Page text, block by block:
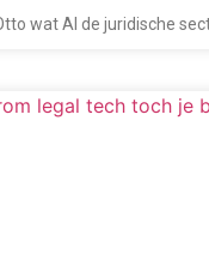
wat AI de juridische